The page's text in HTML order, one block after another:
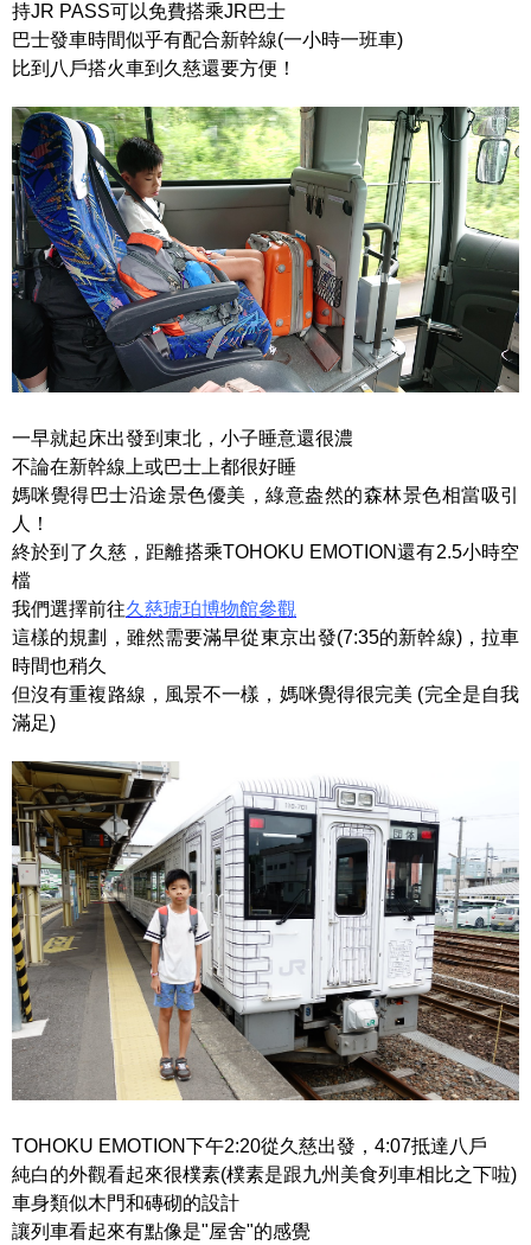
持JR PASS可以免費搭乘JR巴士
巴士發車時間似乎有配合新幹線(一小時一班車)
比到八戶搭火車到久慈還要方便！
一早就起床出發到東北，小子睡意還很濃
不論在新幹線上或巴士上都很好睡
媽咪覺得巴士沿途景色優美，綠意盎然的森林景色相當吸引
人！
終於到了久慈，距離搭乘TOHOKU EMOTION還有2.5小時空
檔
我們選擇前往久慈琥珀博物館參觀
這樣的規劃，雖然需要滿早從東京出發(7:35的新幹線)，拉車
時間也稍久
但沒有重複路線，風景不一樣，媽咪覺得很完美 (完全是自我
滿足)
TOHOKU EMOTION下午2:20從久慈出發，4:07抵達八戶
純白的外觀看起來很樸素(樸素是跟九州美食列車相比之下啦)
車身類似木門和磚砌的設計
讓列車看起來有點像是"屋舍"的感覺